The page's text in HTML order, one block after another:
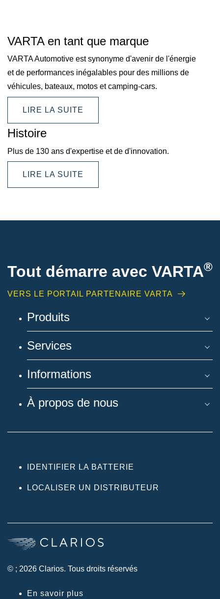
VARTA en tant que marque
VARTA Automotive est synonyme d'avenir de l'énergie
et de performances inégalables pour des millions de
véhicules, bateaux, motos et camping-cars.
LIRE LA SUITE
Histoire
Plus de 130 ans d'expertise et de d'innovation.
LIRE LA SUITE
Tout démarre avec VARTA®
VERS LE PORTAIL PARTENAIRE VARTA
Produits
Services
Informations
À propos de nous
IDENTIFIER LA BATTERIE
LOCALISER UN DISTRIBUTEUR
© ; 2026 Clarios. Tous droits réservés
En savoir plus